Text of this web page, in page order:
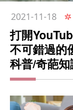
2021-11-18
打開
不可錯過的
科普/奇葩知